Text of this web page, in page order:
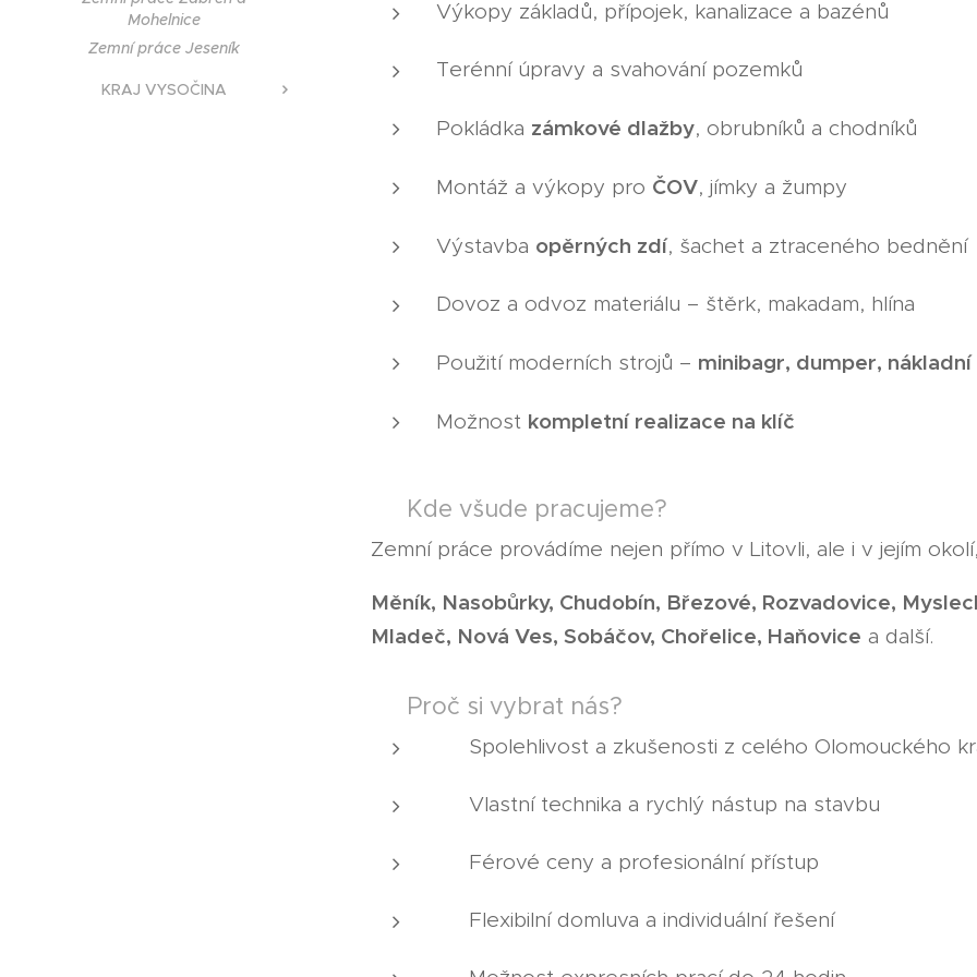
Mohelnice
Zemní práce Jeseník
KRAJ VYSOČINA
Výkopy základů, přípojek, kanalizace a bazénů
Terénní úpravy a svahování pozemků
Pokládka zámkové dlažby, obrubníků a chodníků
Montáž a výkopy pro ČOV, jímky a žumpy
Výstavba opěrných zdí, šachet a ztraceného bednění
Dovoz a odvoz materiálu – štěrk, makadam, hlína
Použití moderních strojů – minibagr, dumper, nákladní
Možnost kompletní realizace na klíč
📍 Kde všude pracujeme?
Zemní práce provádíme nejen přímo v Litovli, ale i v jejím
Měník, Nasobůrky, Chudobín, Březové, Rozvadovice,
Mladeč, Nová Ves, Sobáčov, Chořelice, Haňovice a další.
🔧 Proč si vybrat nás?
✅ Spolehlivost a zkušenosti z celého Olomouckého
✅ Vlastní technika a rychlý nástup na stavbu
✅ Férové ceny a profesionální přístup
✅ Flexibilní domluva a individuální řešení